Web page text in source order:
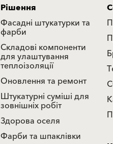
Рішення
Фасадні штукатурки та
фарби
Складові компоненти
для улаштування
теплоізоляції
Оновлення та ремонт
Штукатурні суміші для
зовнішніх робіт
Здорова оселя
Фарби та шпаклівки